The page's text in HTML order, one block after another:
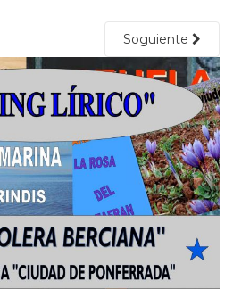
Soguiente